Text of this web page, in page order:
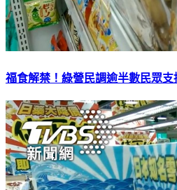
福食解禁！綠營民調逾半數民眾